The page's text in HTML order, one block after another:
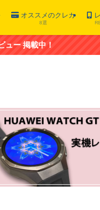
オススメのクレカ
8選